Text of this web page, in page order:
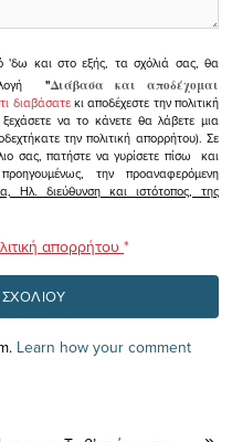
'δω και στο εξής, τα σχόλιά σας, θα
"Διάβασα και αποδέχομαι
διαβάσατεκι αποδέχεστε την πολιτική
να το κάνετε θα λάβετε μια
την πολιτική απορρήτου). Σε
σας, πατήστε να γυρίσετε πίσω και
την προαναφερόμενη
διεύθυνση και ιστότοπος, της
απορρήτου *
Learn how your comment